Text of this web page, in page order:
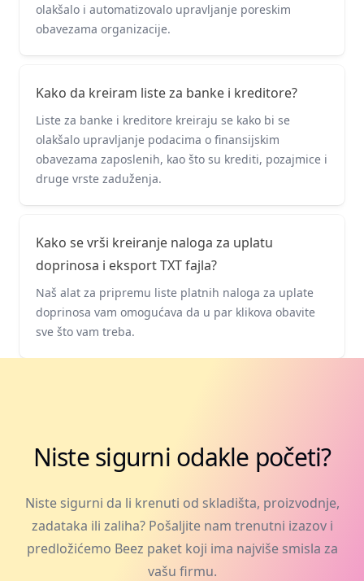
olakšalo i automatizovalo upravljanje poreskim
obavezama organizacije.
Kako da kreiram liste za banke i kreditore?
Liste za banke i kreditore kreiraju se kako bi se
olakšalo upravljanje podacima o finansijskim
obavezama zaposlenih, kao što su krediti, pozajmice i
druge vrste zaduženja.
Kako se vrši kreiranje naloga za uplatu
doprinosa i eksport TXT fajla?
Naš alat za pripremu liste platnih naloga za uplate
doprinosa vam omogućava da u par klikova obavite
sve što vam treba.
Niste sigurni odakle početi?
Niste sigurni da li krenuti od skladišta, proizvodnje,
zadataka ili zaliha? Pošaljite nam trenutni izazov i
predložićemo Beez paket koji ima najviše smisla za
vašu firmu.